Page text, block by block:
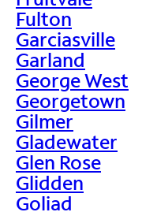
Fulton
Garciasville
Garland
George West
Georgetown
Gilmer
Gladewater
Glen Rose
Glidden
Goliad